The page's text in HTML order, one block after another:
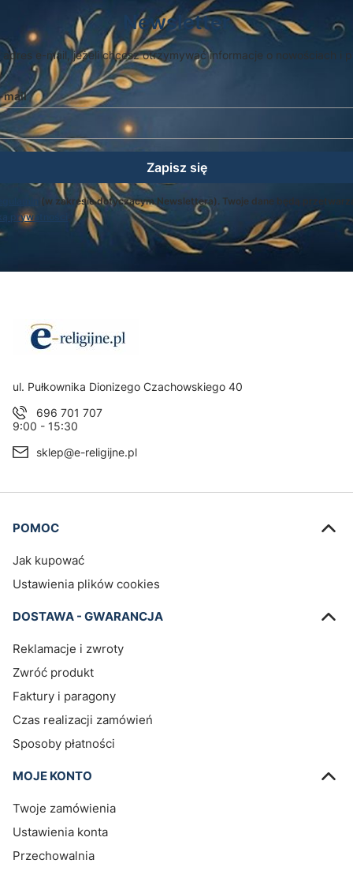
Newsletter
adres e-mail, jeżeli chcesz otrzymywać informacje o nowościach i
mail
Zapisz się
(w zakresie dotyczącym Newslettera). Twoje dane będą
prywatności .
Adres:
ul. Pułkownika Dionizego Czachowskiego 40
696 701 707
9:00 - 15:30
sklep@e-religijne.pl
Linki w stopce
POMOC
Jak kupować
Ustawienia plików cookies
DOSTAWA - GWARANCJA
Reklamacje i zwroty
Zwróć produkt
Faktury i paragony
Czas realizacji zamówień
Sposoby płatności
MOJE KONTO
Twoje zamówienia
Ustawienia konta
Przechowalnia